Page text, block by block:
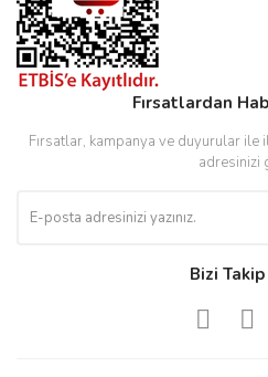
Fırsatlardan
Fırsatlar, kampanya ve duyurular
adresinizi
Bizi